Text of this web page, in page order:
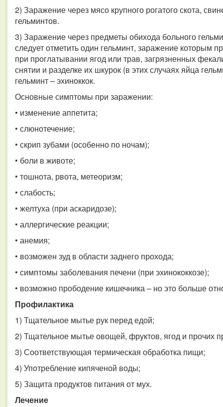
2) Заражение через мясо крупного рогатого скота,
гельминтов.
3) Заражение через предметы обихода больного
следует отметить один гельминт, заражение которым
при проглатывании ягод или трав, загрязненных
снятии и разделке их шкурок (в этих случаях яйца
гельминт – эхиноккок.
Основные симптомы при заражении:
• изменение аппетита;
• слюнотечение;
• скрип зубами (особенно по ночам);
• боли в животе;
• тошнота, рвота, метеоризм;
• слабость;
• желтуха (при аскаридозе);
• аллергические реакции;
• анемия;
• возможен зуд в области заднего прохода;
• симптомы заболевания печени (при эхинококкозе);
• возможно прободение кишечника – но это больше
Профилактика
1) Тщательное мытье рук перед едой;
2) Тщательное мытье овощей, фруктов, ягод и прочих
3) Соответствующая термическая обработка пищи;
4) Употребление кипяченой воды;
5) Защита продуктов питания от мух.
Лечение